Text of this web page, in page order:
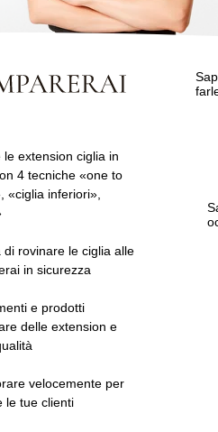
extension ciglia in
4 tecniche «one to
«ciglia inferiori»,
di rovinare le ciglia alle
in sicurezza
e prodotti
delle extension e
velocemente per
le tue clienti